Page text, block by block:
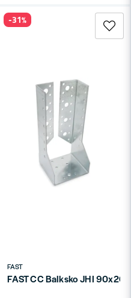
rakbandad för träregel 1000st
FAST
FAST CC Balksko JHI
-31%